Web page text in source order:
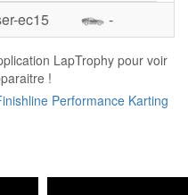
ec15 -
LapTrophy pour voir
!
Performance Karting